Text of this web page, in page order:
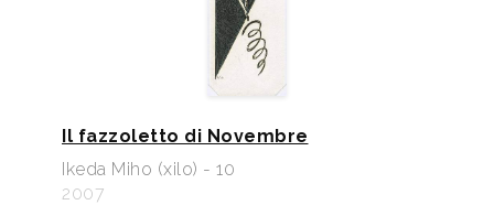
Il fazzoletto di Novembre
Ikeda Miho (xilo) - 10
2007